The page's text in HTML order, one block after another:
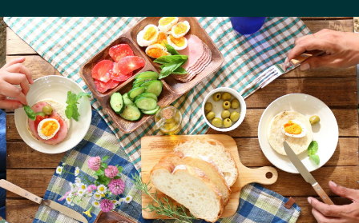
河内エリア
兵庫エリア
奈良エリア
和歌山エリア
鳥取エリア
島根エリア
岡山エリア
広島エリア
山口エリア
徳島エリア
香川エリア
愛媛エリア
高知エリア
福岡エリア
佐賀エリア
長崎エリア